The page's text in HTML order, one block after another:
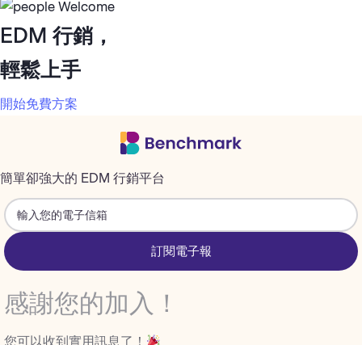
EDM 行銷，
輕鬆上手
開始免費方案
簡單卻強大的 EDM 行銷平台
訂閱電子報
感謝您的加入！
您可以收到實用訊息了！